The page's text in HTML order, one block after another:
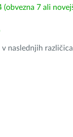
7 ali
naslednjih